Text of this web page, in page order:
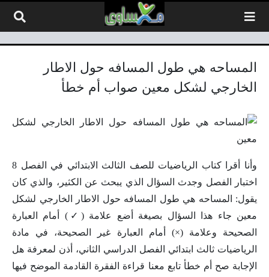
المساحه هي طول المسافه حول الاطار
الخارجي لشكل معين صواب أم خطأ
وأنا أقرا كتاب الرياضيات للصف الثالث الابتدائي في الفصل 8
اختبار الفصل وجدث السؤال الذي يبحث عن الكثير، والذي كان
يقول: المساحه هي طول المسافه حول الاطار الخارجي لشكل
معين جاء هذا السؤال بصيغة أضع علامة (✓) أمام العبارة
الصحيحة وعلامة (×) أمام العبارة غير الصحيحة، في مادة
الرياضيات ثالث ابتدائي الفصل الدراسي الثاني، أذن لمعرفة هل
الإجابة صح أم خطأ تابع معنا قراءة الفقرة القادمة الموضح فيها